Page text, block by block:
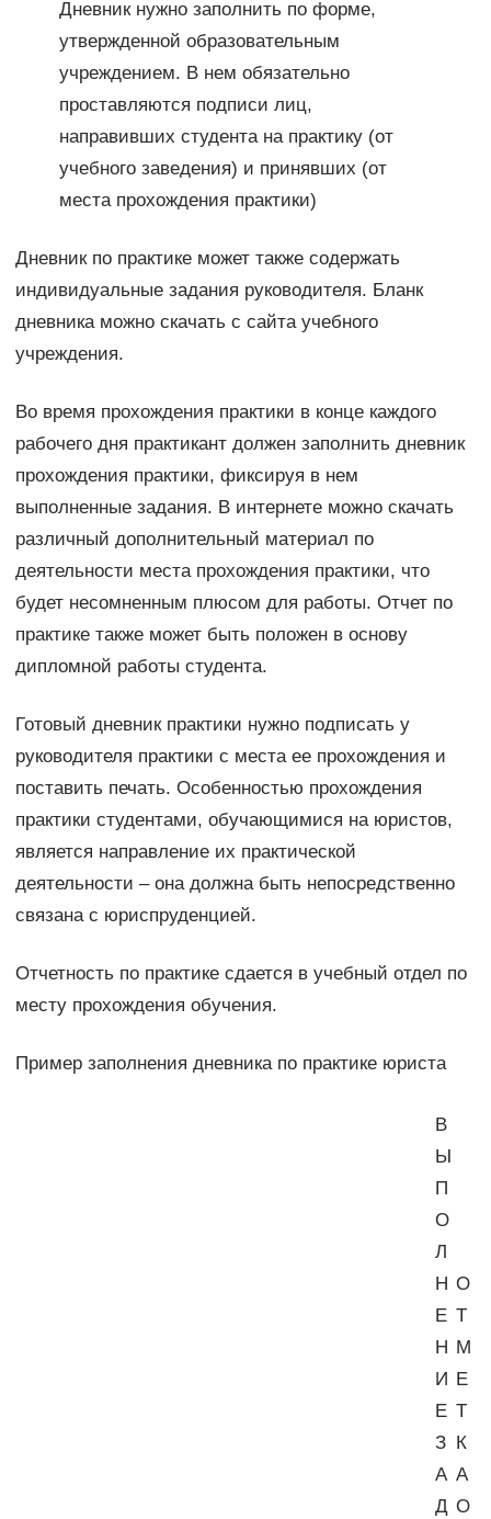
Дневник нужно заполнить по форме,
утвержденной образовательным
учреждением. В нем обязательно
проставляются подписи лиц,
направивших студента на практику (от
учебного заведения) и принявших (от
места прохождения практики)
Дневник по практике может также содержать
индивидуальные задания руководителя. Бланк
дневника можно скачать с сайта учебного
учреждения.
Во время прохождения практики в конце каждого
рабочего дня практикант должен заполнить дневник
прохождения практики, фиксируя в нем
выполненные задания. В интернете можно скачать
различный дополнительный материал по
деятельности места прохождения практики, что
будет несомненным плюсом для работы. Отчет по
практике также может быть положен в основу
дипломной работы студента.
Готовый дневник практики нужно подписать у
руководителя практики с места ее прохождения и
поставить печать. Особенностью прохождения
практики студентами, обучающимися на юристов,
является направление их практической
деятельности – она должна быть непосредственно
связана с юриспруденцией.
Отчетность по практике сдается в учебный отдел по
месту прохождения обучения.
Пример заполнения дневника по практике юриста
В
Ы
П
О
Л
Н
Е
Н
И
Е
З
А
Д
О
Т
М
Е
Т
К
А
О